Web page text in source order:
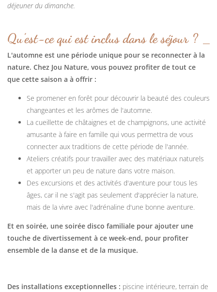
déjeuner du dimanche.
Qu'est-ce qui est inclus dans le séjour ?
L'automne est une période unique pour se reconnecter à la
nature. Chez Jou Nature, vous pouvez profiter de tout ce
que cette saison a à offrir :
Se promener en forêt pour découvrir la beauté des couleurs
changeantes et les arômes de l'automne.
La cueillette de châtaignes et de champignons, une activité
amusante à faire en famille qui vous permettra de vous
connecter aux traditions de cette période de l'année.
Ateliers créatifs pour travailler avec des matériaux naturels
et apporter un peu de nature dans votre maison.
Des excursions et des activités d'aventure pour tous les
âges, car il ne s'agit pas seulement d'apprécier la nature,
mais de la vivre avec l'adrénaline d'une bonne aventure.
Et en soirée, une soirée disco familiale pour ajouter une
touche de divertissement à ce week-end, pour profiter
ensemble de la danse et de la musique.
Des installations exceptionnelles : piscine intérieure, terrain de